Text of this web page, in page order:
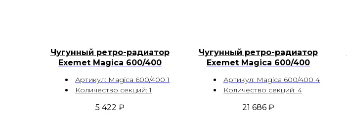
Чугунный ретро-радиатор
Exemet Magica 600/400
Артикул: Magica 600/400 1
Количество секций: 1
5 422 ₽
Чугунный ретро-радиатор
Exemet Magica 600/400
Артикул: Magica 600/400 4
Количество секций: 4
21 686 ₽